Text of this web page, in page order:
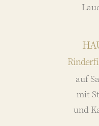
auf
mit
und